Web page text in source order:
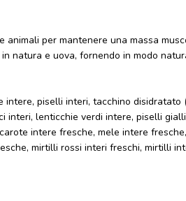
animali per mantenere una massa
natura e uova, fornendo in modo
piselli interi, tacchino
interi, lenticchie verdi intere, piselli
intere fresche, mele intere
mirtilli rossi interi freschi, mirtilli